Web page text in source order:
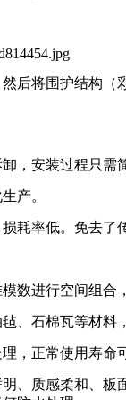
后将围护结构
，安装过程只需
产。
耗率低。免去了
数进行空间组合
、石棉瓦等材料
，正常使用寿命
、质感柔和、